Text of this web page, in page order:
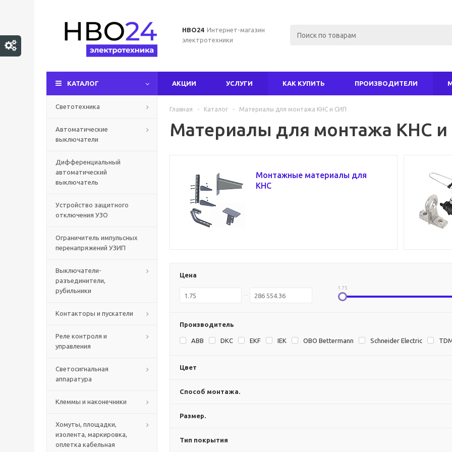
НВО24 Интернет-магазин
электротехники
КАТАЛОГ АКЦИИ УСЛУГИ КАК КУПИТЬ ПРОИЗВОДИТЕЛИ
Светотехника
Автоматические
выключатели
Дифференциальный
автоматический
выключатель
Устройство защитного
отключения УЗО
Ограничитель импульсных
перенапряжений УЗИП
Выключатели-
разъединители,
рубильники
Контакторы и пускатели
Реле контроля и
управления
Светосигнальная
аппаратура
Клеммы и наконечники
Хомуты, площадки,
изолента, маркировка,
оплетка кабельная
Главная - Каталог - Материалы для монтажа КНС и СИП
Материалы для монтажа КНС
Монтажные материалы для
КНС
Цена
1.75
Производитель
ABB DKC EKF IEK OBO Bettermann Schneider Electric
Цвет
Способ монтажа.
Размер.
Тип покрытия